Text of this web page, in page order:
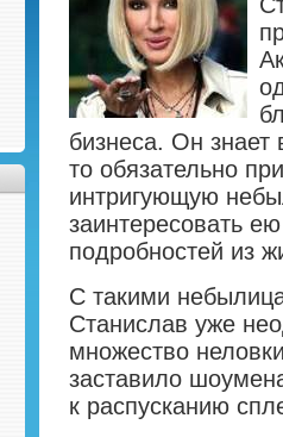
бизнеса. Он знает
то обязательно
интригующую
заинтересовать
подробностей из
С такими
Станислав уже
множество
заставило
к распусканию